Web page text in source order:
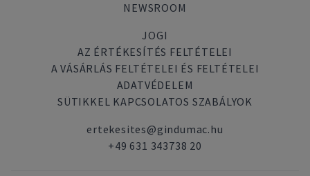
NEWSROOM
JOGI
AZ ÉRTÉKESÍTÉS FELTÉTELEI
A VÁSÁRLÁS FELTÉTELEI ÉS FELTÉTELEI
ADATVÉDELEM
SÜTIKKEL KAPCSOLATOS SZABÁLYOK
ertekesites@gindumac.hu
+49 631 343738 20